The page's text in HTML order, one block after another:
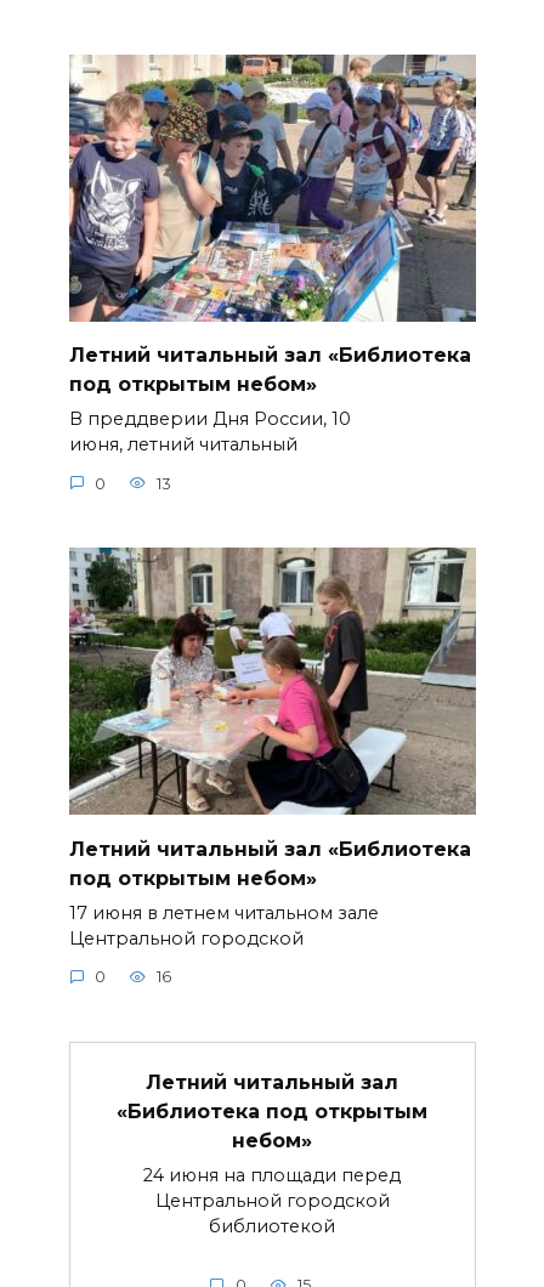
Летний читальный зал «Библиотека
под открытым небом»
В преддверии Дня России, 10
июня, летний читальный
0 13
Летний читальный зал «Библиотека
под открытым небом»
17 июня в летнем читальном зале
Центральной городской
0 16
Летний читальный зал
«Библиотека под открытым
небом»
24 июня на площади перед
Центральной городской
библиотекой